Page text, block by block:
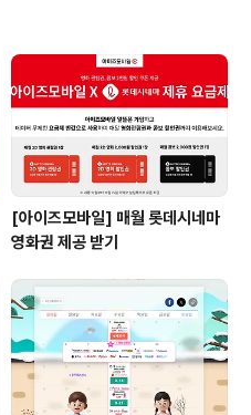
가입한 고객
일(수)~2월 1
, 프로틴 박
싱, 음료, 사이
시 쿠폰 사
[아이즈모바일] 매월 롯데시네마
영화권 제공 받기